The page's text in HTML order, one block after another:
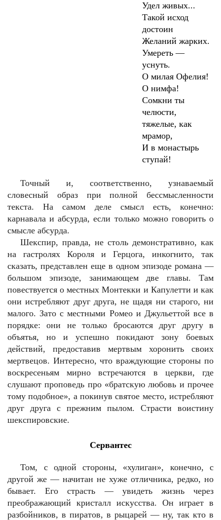
Удел живых...
Такой исход
достоин
Желаний жарких.
Умереть —
уснуть.
О милая Офелия!
О нимфа!
Сомкни ты
челюсти,
тяжелые, как
мрамор,
И в монастырь
ступай!
Точный и, соответственно, узнаваемый
словесный образ при полной бессмысленности
текста. На самом деле смысл есть, конечно:
карнавала и абсурда, если только можно говорить о
смысле абсурда.
Шекспир, правда, не столь демонстративно, как
на гастролях Короля и Герцога, инкогнито, так
сказать, представлен еще в одном эпизоде романа —
большом эпизоде, занимающем две главы. Там
повествуется о местных Монтекки и Капулетти и как
они истребляют друг друга, не щадя ни старого, ни
малого. Зато с местными Ромео и Джульеттой все в
порядке: они не только бросаются друг другу в
объятья, но и успешно покидают зону боевых
действий, предоставив мертвым хоронить своих
мертвецов. Интересно, что враждующие стороны по
воскресеньям мирно встречаются в церкви, где
слушают проповедь про «братскую любовь и прочее
тому подобное», а покинув святое место, истребляют
друг друга с прежним пылом. Страсти воистину
шекспировские.
Сервантес
Том, с одной стороны, «хулиган», конечно, с
другой же — начитан не хуже отличника, редко, но
бывает. Его страсть — увидеть жизнь через
преображающий кристалл искусства. Он играет в
разбойников, в пиратов, в рыцарей — ну, так кто в